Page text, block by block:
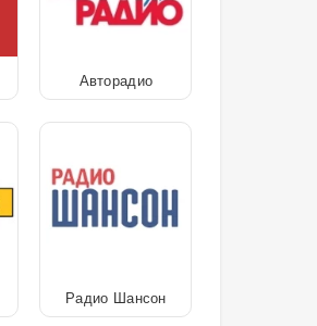
Авторадио
Радио Шансон